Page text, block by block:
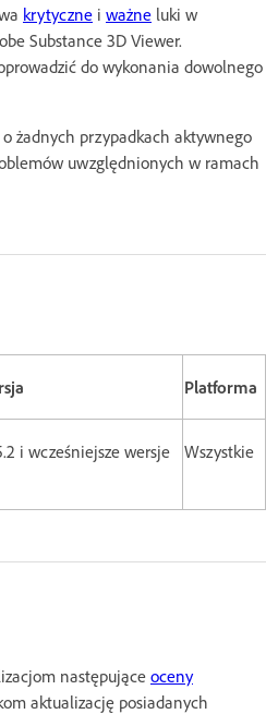
krytyczne i ważne luki w
Substance 3D Viewer.
do wykonania dowolnego
żadnych przypadkach aktywnego
uwzględnionych w ramach
Platforma
i wcześniejsze wersje Wszystkie
następujące oceny
aktualizację posiadanych